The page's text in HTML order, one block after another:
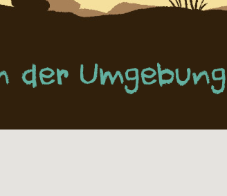
der Umgebung